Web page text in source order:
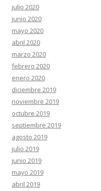
julio 2020
junio 2020
mayo 2020
abril 2020
marzo 2020
febrero 2020
enero 2020
diciembre 2019
noviembre 2019
octubre 2019
septiembre 2019
agosto 2019
julio 2019
junio 2019
mayo 2019
abril 2019